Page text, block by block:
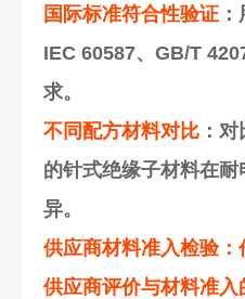
国际标准符合性验证
IEC 60587、GB/T
求。
不同配方材料对比 ：
的针式绝缘子材料在
异。
供应商材料准入检验：
供应商评价与材料准入